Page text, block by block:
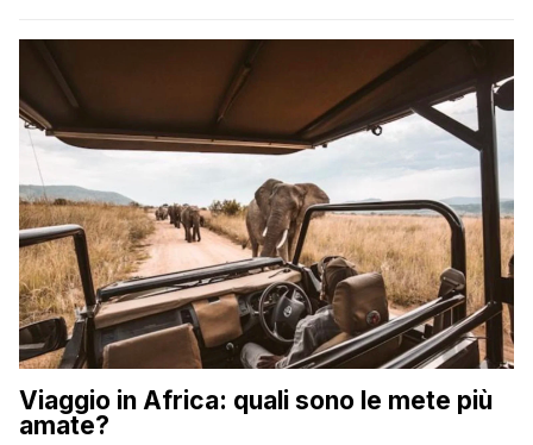
sul […]
Viaggio in Africa: quali sono le mete più
amate?